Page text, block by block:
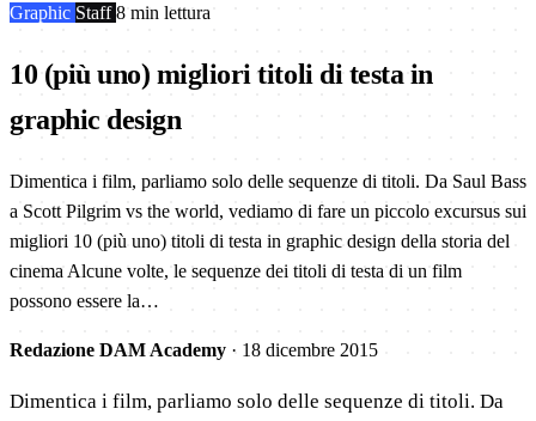
Graphic Staff8 min lettura
10 (più uno) migliori titoli di testa in
graphic design
Dimentica i film, parliamo solo delle sequenze di titoli. Da Saul Bass
a Scott Pilgrim vs the world, vediamo di fare un piccolo excursus sui
migliori 10 (più uno) titoli di testa in graphic design della storia del
cinema Alcune volte, le sequenze dei titoli di testa di un film
possono essere la…
Redazione DAM Academy · 18 dicembre 2015
Dimentica i film, parliamo solo delle sequenze di titoli. Da